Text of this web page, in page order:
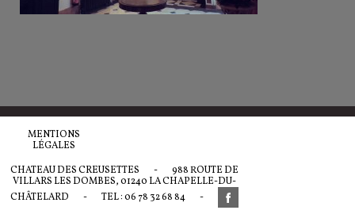
MENTIONS
LÉGALES
CHATEAU DES CREUSETTES -
988 ROUTE DE
VILLARS LES DOMBES, 01240 LA CHAPELLE-DU-
CHÂTELARD
- TEL : 06 78 32 68 84 -